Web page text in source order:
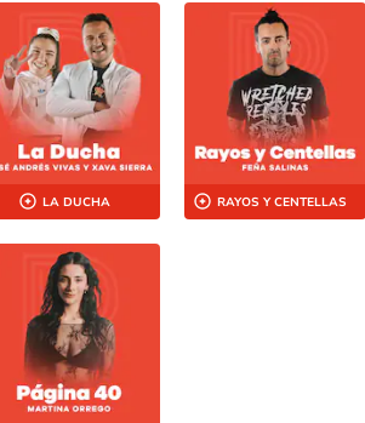
LA DUCHA RAYOS Y CENTELLAS